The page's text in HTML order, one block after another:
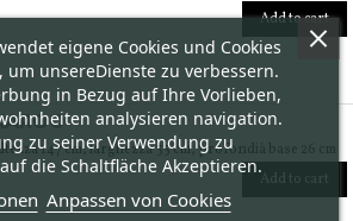
Add to cart
147 cm, larghezza 35 cm, profondià base 26 cm
Add to cart
eigene Cookies und Cookies
unsereDienste zu verbessern.
in Bezug auf Ihre Vorlieben,
analysieren navigation.
zu seiner Verwendung zu
die Schaltfläche Akzeptieren.
Anpassen von Cookies